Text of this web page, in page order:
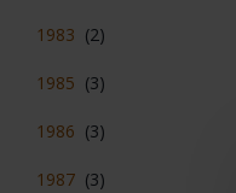
1983 (2)
1985 (3)
1986 (3)
1987 (3)